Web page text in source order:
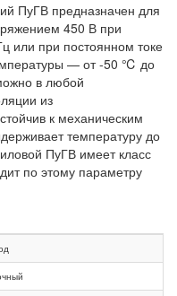
ПуГВ предназначен для
450 В при
или при постоянном токе
— от -50 ℃ до
в любой
из
к механическим
температуру до
ПуГВ имеет класс
по этому параметру